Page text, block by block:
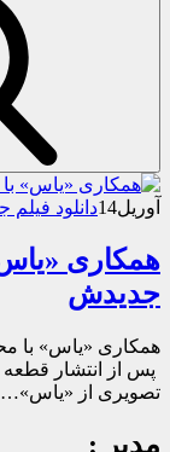
آوریل14دانلود فیلم
همکاری
جدیدش
همکاری «یاس» با
پس از انتشار قطعه
تصویری از «یاس»…
مدیر :